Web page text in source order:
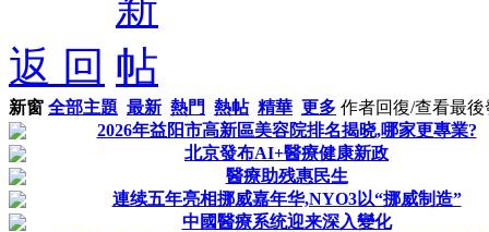
返 回
新窗 全部主題 最新 熱門 熱帖 精華 更多 作者回復/查看最後
2026年益阳市高新區美容院排名揭晓,哪家更專業?
北京發布AI+醫療健康新政
醫療助残惠民生
連续五年亮相挪威嘉年华,NYO3以“挪威制造”
中國醫療系统迎来深入變化